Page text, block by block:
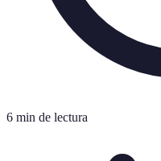
6 min de lectura